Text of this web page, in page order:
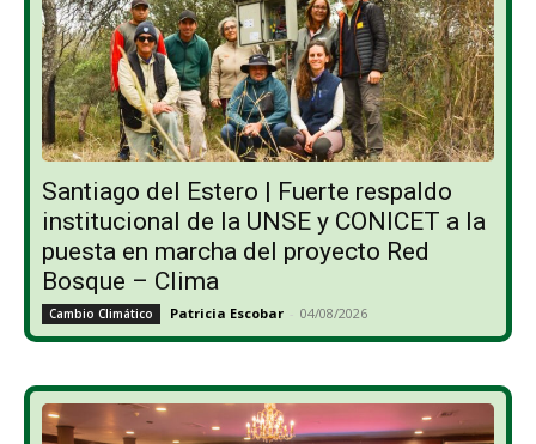
Santiago del Estero | Fuerte respaldo
institucional de la UNSE y CONICET a la
puesta en marcha del proyecto Red
Bosque – Clima
Cambio Climático Patricia Escobar - 04/08/2026